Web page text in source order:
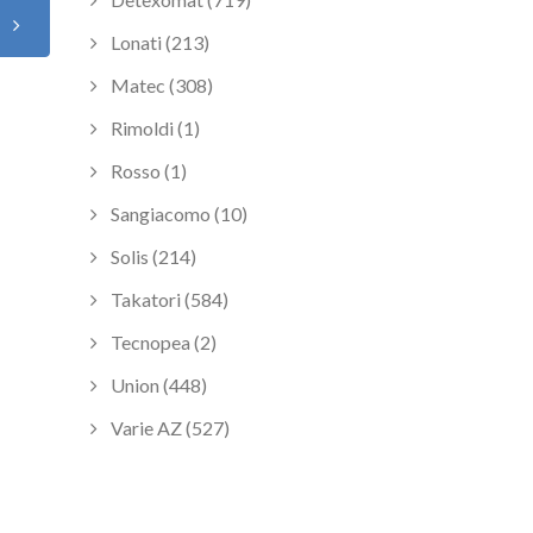
Lonati (213)
Matec (308)
Rimoldi (1)
Rosso (1)
Sangiacomo (10)
Solis (214)
Takatori (584)
Tecnopea (2)
Union (448)
Varie AZ (527)